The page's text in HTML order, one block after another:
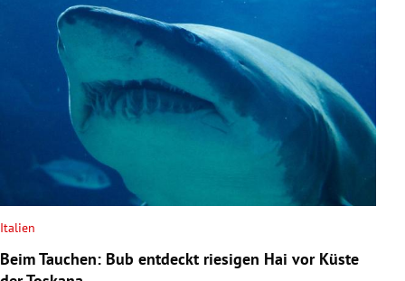
Italien
Beim Tauchen: Bub entdeckt riesigen Hai vor Küste